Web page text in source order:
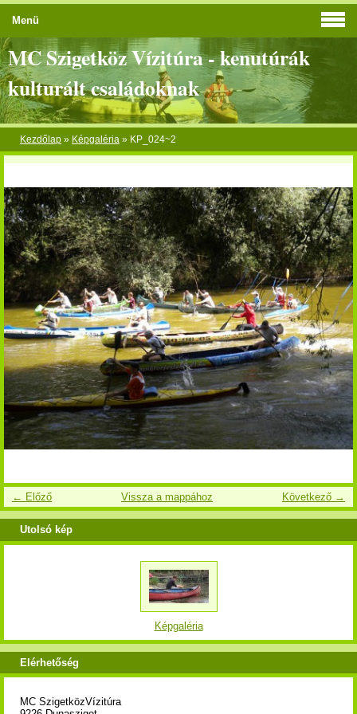
MC Szigetköz Vízitúra - kenutúrák
kulturált családoknak
Kezdőlap » Képgaléria » KP_024~2
← Előző Következő →
Vissza a mappához
Menü
Utolsó kép
Képgaléria
Elérhetőség
MC SzigetközVízitúra